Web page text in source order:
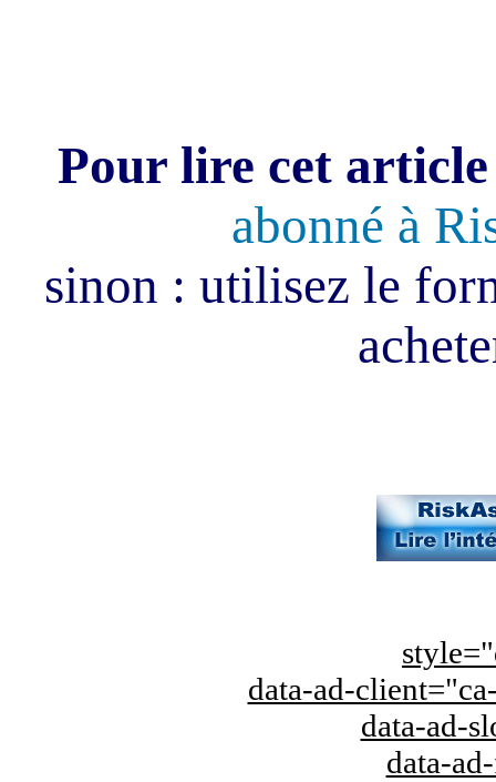
Pour lire cet
abonné à
sinon : utilisez le
data-ad-
data-ad-
data-